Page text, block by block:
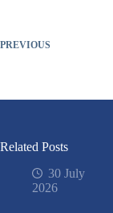
PREVIOUS
Related Posts
30 July
2026